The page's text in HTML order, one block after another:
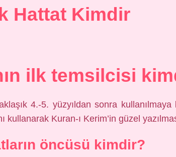
Hattat Kimdir
ilk temsilcisi
4.-5. yüzyıldan sonra kullanılmaya
kullanarak Kuran-ı Kerim’in güzel
öncüsü kimdir?